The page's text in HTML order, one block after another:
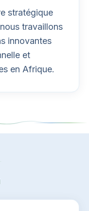
stratégique
travaillons
innovantes
et
en Afrique.